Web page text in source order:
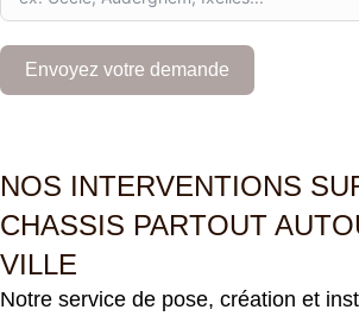
u
3
2
Envoyez votre demande
NOS INTERVENTIONS
CHASSIS PARTOUT
VILLE
Notre service de pose, création et